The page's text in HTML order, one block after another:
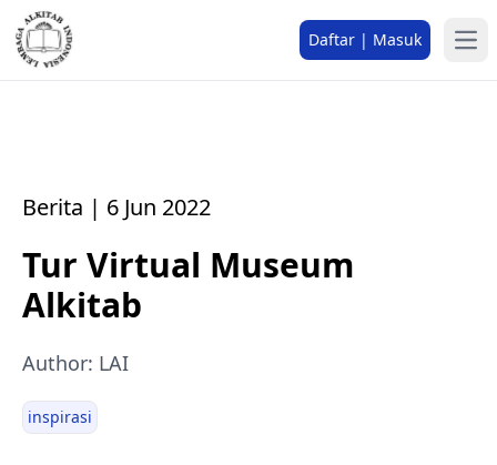
Daftar | Masuk
Berita | 6 Jun 2022
Tur Virtual Museum
Alkitab
Author: LAI
inspirasi